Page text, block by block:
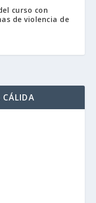
curso con
de violencia de
CÁLIDA